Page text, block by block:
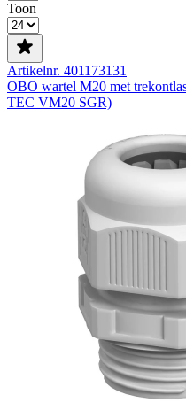
Toon
Artikelnr. 401173131
OBO wartel M20 met
TEC VM20 SGR)